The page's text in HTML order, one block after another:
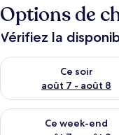
Options de
Vérifiez la
Ce soir
août 7 - août 8
Vérifier la disponibilité
Ce week-end
Vérifier la disponibilité